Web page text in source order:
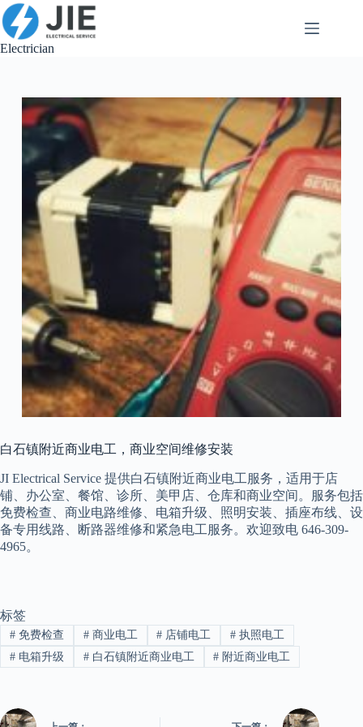
跳
至
内
Electrician
白石镇附近商业电工，商业空间维修安装
JI Electrical Service 提供白石镇附近商业电工服务，适用于店
铺、办公室、餐馆、诊所、美甲店、仓库和商业空间。服务包括
免费检查、商业电路维修、电箱升级、照明安装、插座布线、设
备专用线路、断路器维修和紧急电工服务。欢迎致电 646-309-
4965。
标签
#免费检查 #商业电工 # 店铺电工 # 执照电工
#电箱升级 #白石镇附近商业电工 # 附近商业电工